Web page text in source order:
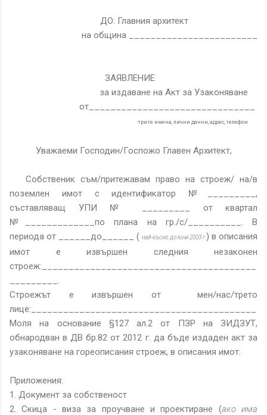
ДО: Главния архитект
на община ________________________
ЗАЯВЛЕНИЕ
за издаване на Акт за Узаконяване
от_______________________________
трите имена, лични данни, адрес, телефон
Уважаеми Господин/Госпожо Главен Архитект,
Собственик съм/притежавам право на строеж/ на/в
поземлен имот с идентификатор №_________,
съставляващ УПИ № _________ от квартал
№_____________по плана на гр./с/__________. В
периода от ______до______ (най-късно до юни 2003 г.) в описания
имот е извършен следния незаконен
строеж:________________________________________
Строежът е извършен от мен/нас/трето
лице:__________________________________________
Моля на основание §127 ал.2 от ПЗР на ЗИДЗУТ,
обнародван в ДВ бр.82 от 2012 г. да бъде издаден акт за
узаконяване на гореописания строеж, в описания имот.
Приложения:
1. Документ за собственост
2. Скица - виза за проучване и проектиране (ако има